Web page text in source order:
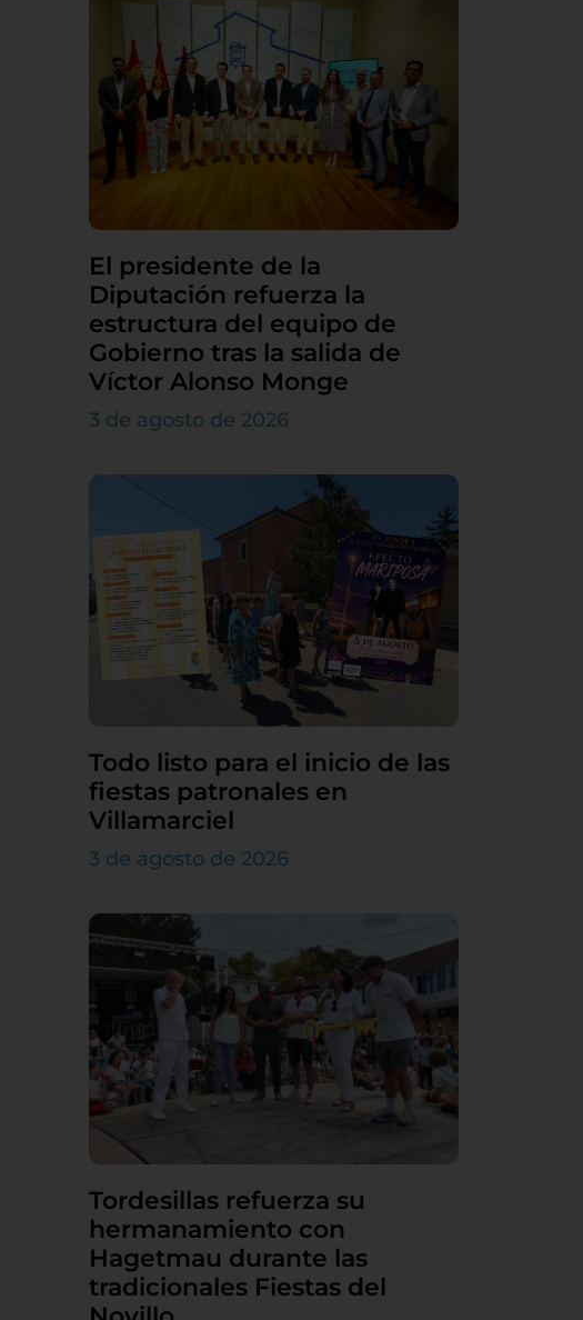
El presidente de la
Diputación refuerza la
estructura del equipo de
Gobierno tras la salida de
Víctor Alonso Monge
3 de agosto de 2026
Todo listo para el inicio de las
fiestas patronales en
Villamarciel
3 de agosto de 2026
Tordesillas refuerza su
hermanamiento con
Hagetmau durante las
tradicionales Fiestas del